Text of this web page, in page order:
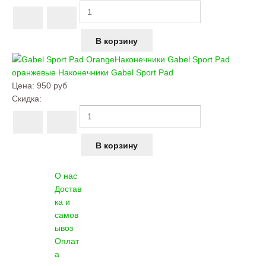
Наконечники Gabel Sport Pad
оранжевые Наконечники Gabel Sport Pad
Цена: 950 руб
Скидка:
О нас
Достав
ка и
самов
ывоз
Оплат
а